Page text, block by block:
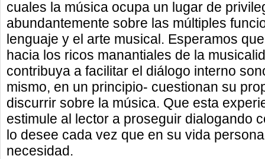
cuales la música ocupa un lugar de
abundantemente sobre las múltiples
lenguaje y el arte musical. Esperamos
hacia los ricos manantiales de la
contribuya a facilitar el diálogo interno
mismo, en un principio- cuestionan su
discurrir sobre la música. Que esta
estimule al lector a proseguir dialogando
lo desee cada vez que en su vida
necesidad.